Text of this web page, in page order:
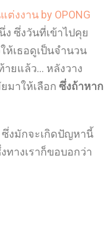
งงาน by OPONG
ง ซึ่งวันที่เข้าไปคุย
ห้เธอดูเป็นจำนวน
ยแล้ว… หลังวาง
มาให้เลือก ซึ่งถ้าหาก
ซึ่งมักจะเกิดปัญหานี้
ทางเราก็ขอบอกว่า